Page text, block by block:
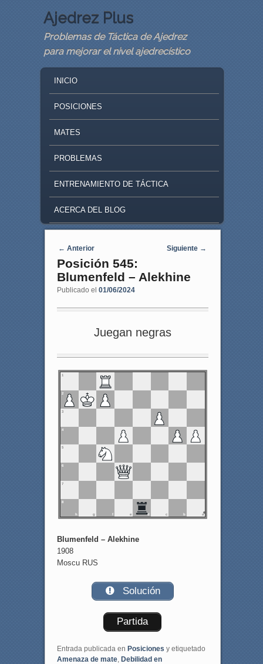
Ajedrez Plus
Problemas de Táctica de Ajedrez
para mejorar el nivel ajedrecístico
SKIP TO PRIMARY CONTENT
SKIP TO SECONDARY CONTENT
INICIO
POSICIONES
MATES
PROBLEMAS
ENTRENAMIENTO DE TÁCTICA
ACERCA DEL BLOG
Navegaci�n de entradas
← Anterior Siguiente →
Posición 545:
Blumenfeld – Alekhine
Publicado el 01/06/2024
Juegan negras
1
2
3
4
5
6
7
8
h g e d c b a
Blumenfeld – Alekhine
1908
Moscu RUS
Solución
Partida
Entrada publicada en Posiciones y etiquetado
Amenaza de mate, Debilidad en